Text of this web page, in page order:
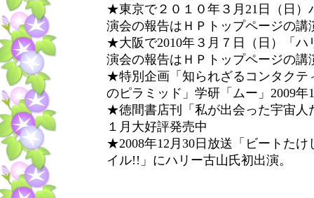
★東京で２０１０年３月21日（日）
演会の報告はＨＰトップページの
★大阪で2010年３月７日（日）「
演会の報告はＨＰトップページの
★特別企画「知られざるコンタクテ
のピラミッド」学研「ムー」
★徳間書店刊「私が出会った宇宙
１月大好評発売中
★2008年12月30日放送「ビートた
イル!!」にハリー古山氏初出演。